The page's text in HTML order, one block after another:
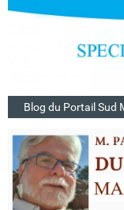
Blog du Portail Sud